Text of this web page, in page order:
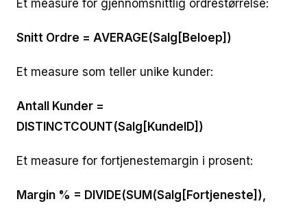
Et measure for gjennomsnittlig ordrestørrelse:
Snitt Ordre = AVERAGE(Salg[Beloep])
Et measure som teller unike kunder:
Antall Kunder =
DISTINCTCOUNT(Salg[KundeID])
Et measure for fortjenestemargin i prosent:
Margin % = DIVIDE(SUM(Salg[Fortjeneste]),